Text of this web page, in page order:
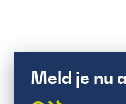
Meld je nu